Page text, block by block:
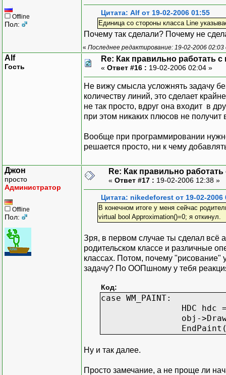
Offline
Пол:
Цитата: Alf от 19-02-2006 01:55
Единица со стороны класса Line
Почему так сделали? Почему не
« Последнее редактирование: 19-02-2006
Alf
Гость
Re: Как правильно работать с
« Ответ #16 : 19-02-2006 02:04 »
Не вижу смысла усложнять задачу
количеству линий, это сделает
не так просто, вдруг она входит в
при этом никаких плюсов не получит
Вообще при программировании
решается просто, ни к чему
Джон
просто
Администратор
Offline
Пол:
Re: Как правильно
« Ответ #17 : 19-02-2006 12:38 »
Цитата: nikedeforest от 19-02-2006
В конечном итоге у меня сейчас
virtual bool Approximation()=0; я откинул.
Зря, в первом случае ты сделал
родительском классе и различные
классах. Потом, почему "рисование"
задачу? По ООПшному у тебя
Код:
case WM_PAINT:
HDC hdc
obj-
Ну и так далее.
Просто замечание, а не проще ли